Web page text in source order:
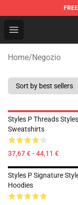
FREE
Open menu
Styles P Shop
Home/Negozio
Styles P Threads
Sweatshirts
37,67 € - 44,11 €
Styles P Signature
Hoodies